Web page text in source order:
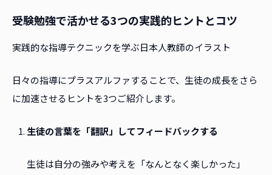
受験勉強で活かせる3つの実践的ヒントとコツ
実践的な指導テクニックを学ぶ日本人教師のイラスト
日々の指導にプラスアルファすることで、生徒の成長をさら
に加速させるヒントを3つご紹介します。
生徒の言葉を「翻訳」してフィードバックする
生徒は自分の強みや考えを「なんとなく楽しかった」